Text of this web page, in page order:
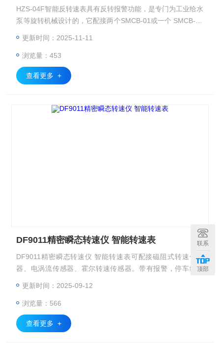
HZS-04F智能反转速表具有反转报警功能，是专门为工业给水
泵等旋转机械设计的，它配接两个SMCB-01或一个 SMCB-02
号。
更新时间：2025-11-11
浏览量：453
查看更多 +
DF9011精密瞬态转速仪 智能转速表
DF9011精密瞬态转速仪 智能转速表可配接磁阻式转速传感
器、电涡流传感器、霍尔转速传感器。带有报警，停车继电
机械转速的监控和保护。可广泛使用于电力、冶金、石化、船
舶和造纸行业的大型旋转机械（如汽轮机、压缩机、电机、风
机、泵等的转速及超转速的测量）。
更新时间：2025-09-12
浏览量：566
查看更多 +
联系
顶部